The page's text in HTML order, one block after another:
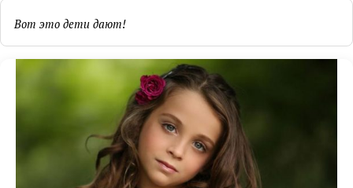
Вот это дети дают!